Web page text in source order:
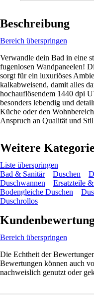
Beschreibung
Bereich überspringen
Verwandle dein Bad in eine
fugenlosen Wandpaneelen!
sorgt für ein luxuriöses
kalkabweisend, damit alles
hochauflösendem 1440 dpi
besonders lebendig und
Küche oder den
Anspruch an Qualität und
Weitere
Liste überspringen
Bad & Sanitär
Duschen
Duschwannen
Ersatzteile
Bodengleiche Duschen
Duschrollos
Bereich überspringen
Die Echtheit der
Bewertungen können auch
nachweislich genutzt oder